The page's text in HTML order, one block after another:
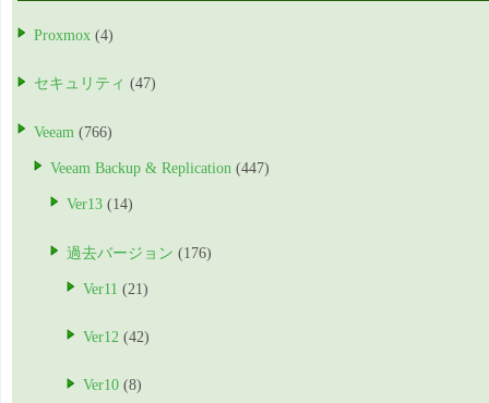
Proxmox (4)
セキュリティ (47)
Veeam (766)
Veeam Backup & Replication (447)
Ver13 (14)
過去バージョン (176)
Ver11 (21)
Ver12 (42)
Ver10 (8)